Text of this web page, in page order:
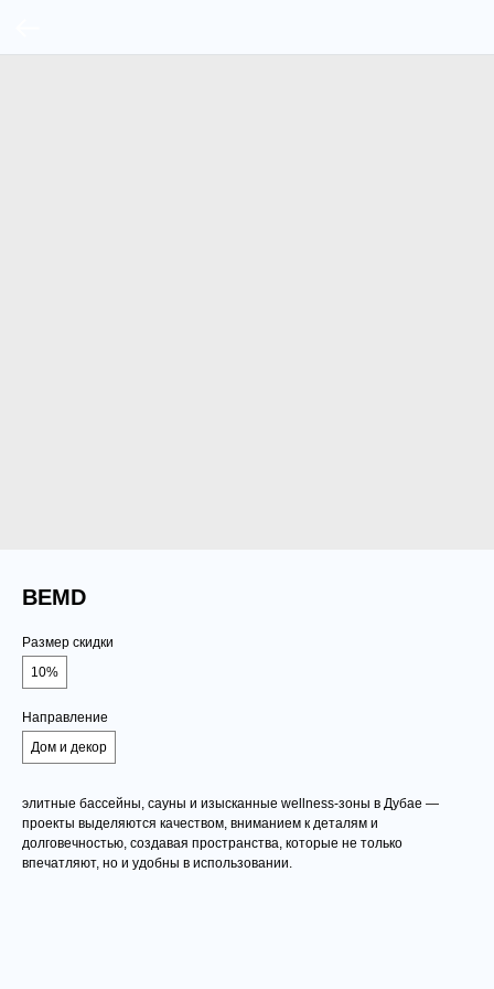
BEMD
Размер скидки
10%
Направление
Дом и декор
элитные бассейны, сауны и изысканные wellness-зоны в Дубае —
проекты выделяются качеством, вниманием к деталям и
долговечностью, создавая пространства, которые не только
впечатляют, но и удобны в использовании.